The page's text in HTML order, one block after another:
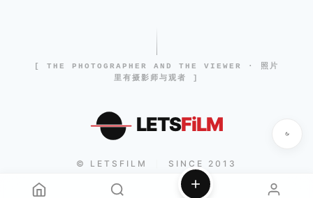
[ THE PHOTOGRAPHER AND THE VIEWER · 照片
里有摄影师与观者 ]
LETSFiLM
© LETSFILM SINCE 2013